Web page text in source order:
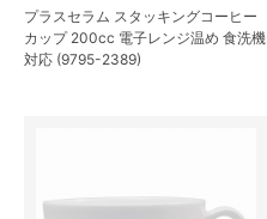
プラスセラム スタッキングコーヒー
カップ 200cc 電子レンジ温め 食洗機
対応 (9795-2389)